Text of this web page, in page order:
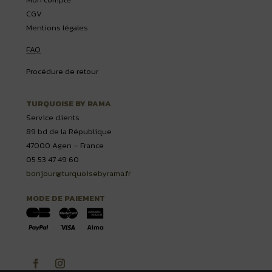
CGV
Mentions légales
FAQ
Procédure de retour
TURQUOISE BY RAMA
Service clients
89 bd de la République
47000 Agen – France
05 53 47 49 60
bonjour@turquoisebyrama.fr
MODE DE PAIEMENT